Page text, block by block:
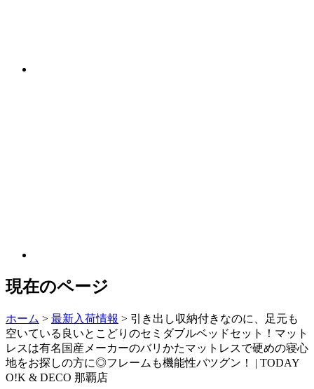
現在のページ
ホーム > 最新入荷情報 > 引き出し収納付きなのに、足元も
空いている良いとこどりのセミダブルベッドセット！マット
レスは有名国産メーカーのバリかたマットレスで硬めの寝心
地をお探しの方に◎フレームも機能性バツグン！ | TODAY
O!K & DECO 那覇店